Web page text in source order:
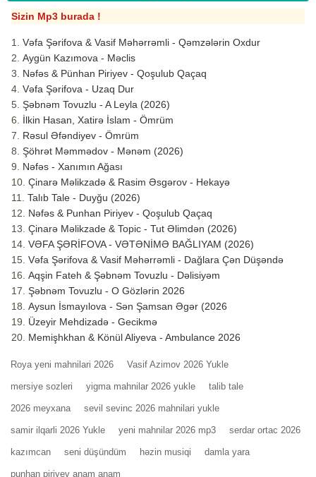
Sizin Mp3 burada !
Vəfa Şərifova & Vasif Məhərrəmli - Qəmzələrin Oxdur
Aygün Kazımova - Məclis
Nəfəs & Pünhan Piriyev - Qoşulub Qaçaq
Vəfa Şərifova - Uzaq Dur
Şəbnəm Tovuzlu - A Leyla (2026)
İlkin Hasan, Xatirə İslam - Ömrüm
Rəsul Əfəndiyev - Ömrüm
Şöhrət Məmmədov - Mənəm (2026)
Nəfəs - Xanımın Ağası
Çinarə Məlikzadə & Rasim Əsgərov - Hekayə
Talıb Tale - Duyğu (2026)
Nəfəs & Punhan Piriyev - Qoşulub Qaçaq
Çinarə Məlikzade & Topic - Tut Əlimdən (2026)
VƏFA ŞƏRİFOVA - VƏTƏNİMƏ BAĞLIYAM (2026)
Vəfa Şərifova & Vasif Məhərrəmli - Dağlara Çən Düşəndə
Aqşin Fateh & Şəbnəm Tovuzlu - Dəlisiyəm
Şəbnəm Tovuzlu - O Gözlərin 2026
Aysun İsmayılova - Sən Şamsan Əgər (2026
Üzeyir Mehdizadə - Gecikmə
Memişhkhan & Könül Aliyeva - Ambulance 2026
Roya yeni mahnilari 2026 Vasif Azimov 2026 Yukle
mersiye sozleri yigma mahnilar 2026 yukle talib tale
2026 meyxana sevil sevinc 2026 mahnilari yukle
samir ilqarli 2026 Yukle yeni mahnilar 2026 mp3 serdar ortac 2026
kazımcan seni düşündüm həzin musiqi damla yara
punhan piriyev anam anam